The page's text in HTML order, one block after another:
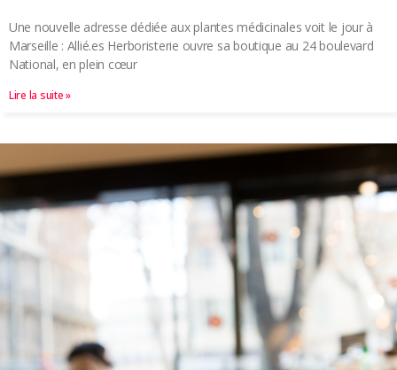
Une nouvelle adresse dédiée aux plantes médicinales voit le jour à
Marseille : Allié.es Herboristerie ouvre sa boutique au 24 boulevard
National, en plein cœur
Lire la suite »